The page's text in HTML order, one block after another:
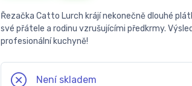
Řezačka Catto Lurch krájí nekonečně dlouhé
své přátele a rodinu vzrušujícími předkrmy.
profesionální kuchyně!
Není skladem